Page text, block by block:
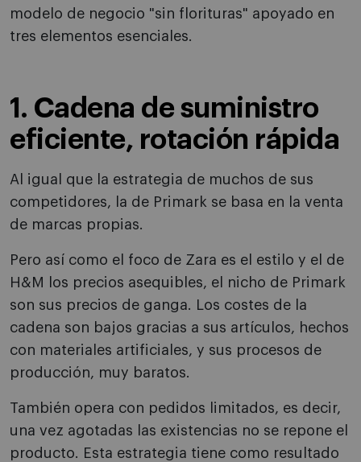
modelo de negocio "sin florituras" apoyado en
tres elementos esenciales.
1. Cadena de suministro
eficiente, rotación rápida
Al igual que la estrategia de muchos de sus
competidores, la de Primark se basa en la venta
de marcas propias.
Pero así como el foco de Zara es el estilo y el de
H&M los precios asequibles, el nicho de Primark
son sus precios de ganga. Los costes de la
cadena son bajos gracias a sus artículos, hechos
con materiales artificiales, y sus procesos de
producción, muy baratos.
También opera con pedidos limitados, es decir,
una vez agotadas las existencias no se repone el
producto. Esta estrategia tiene como resultado